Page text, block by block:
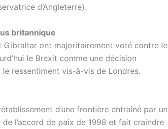
d’Angleterre).
britannique
Gibraltar ont majoritairement voté contre le
le Brexit comme une décision
ressentiment vis-à-vis de Londres.
d’une frontière entraîné par un
l’accord de paix de 1998 et fait craindre